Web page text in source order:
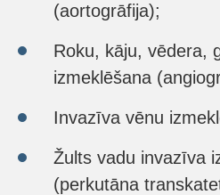
(aortogrāfija);
Roku, kāju, vēdera,
izmeklēšana
Invazīva vēnu
Žults vadu invazīva
(perkutāna